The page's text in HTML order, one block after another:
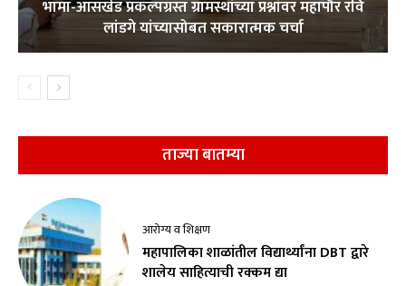
भामा-आसखेड प्रकल्पग्रस्त ग्रामस्थांच्या प्रश्नांवर महापौर रवि
लांडगे यांच्यासोबत सकारात्मक चर्चा
ताज्या बातम्या
आरोग्य व शिक्षण
महापालिका शाळांतील विद्यार्थ्यांना DBT द्वारे
शालेय साहित्याची रक्कम द्या